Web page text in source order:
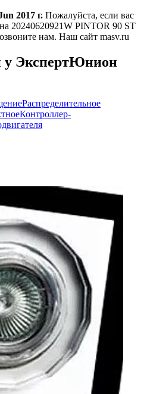
2017 г. Пожалуйста, если вас
20240620921W PINTOR 90 ST
нам. Наш сайт masv.ru
у ЭкспертЮнион
Распределительное
Контроллер-